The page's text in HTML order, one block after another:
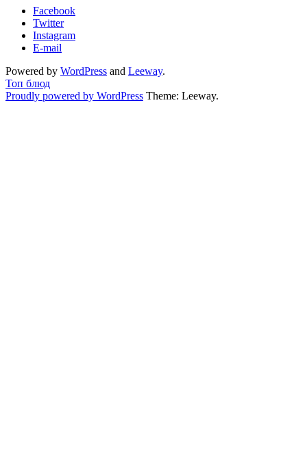
Facebook
Twitter
Instagram
E-mail
Powered by WordPress and Leeway.
Топ блюд
Proudly powered by WordPress Theme: Leeway.